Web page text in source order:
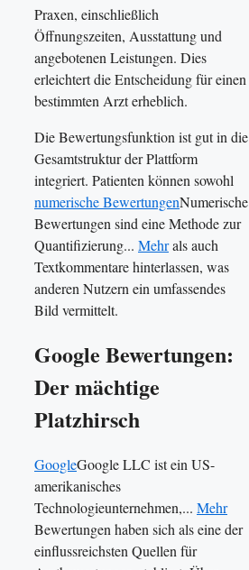
Praxen, einschließlich
Öffnungszeiten, Ausstattung und
angebotenen Leistungen. Dies
erleichtert die Entscheidung für einen
bestimmten Arzt erheblich.
Die Bewertungsfunktion ist gut in die
Gesamtstruktur der Plattform
integriert. Patienten können sowohl
numerische BewertungenNumerische
Bewertungen sind eine Methode zur
Quantifizierung... Mehrals auch
Textkommentare hinterlassen, was
anderen Nutzern ein umfassendes
Bild vermittelt.
Google Bewertungen:
Der mächtige
Platzhirsch
GoogleGoogle LLC ist ein US-
amerikanisches
Technologieunternehmen,... Mehr
Bewertungen haben sich als eine der
einflussreichsten Quellen für